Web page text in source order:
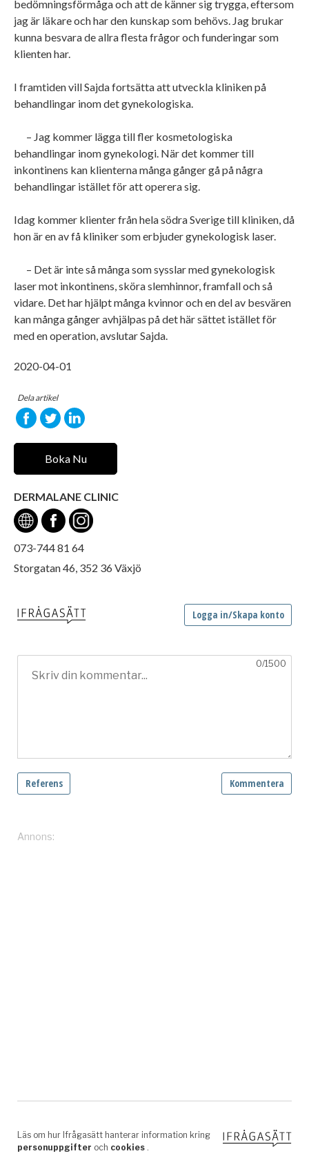
bedömningsförmåga och att de känner sig trygga, eftersom
jag är läkare och har den kunskap som behövs. Jag brukar
kunna besvara de allra flesta frågor och funderingar som
klienten har.
I framtiden vill Sajda fortsätta att utveckla kliniken på
behandlingar inom det gynekologiska.
– Jag kommer lägga till fler kosmetologiska
behandlingar inom gynekologi. När det kommer till
inkontinens kan klienterna många gånger gå på några
behandlingar istället för att operera sig.
Idag kommer klienter från hela södra Sverige till kliniken, då
hon är en av få kliniker som erbjuder gynekologisk laser.
– Det är inte så många som sysslar med gynekologisk
laser mot inkontinens, sköra slemhinnor, framfall och så
vidare. Det har hjälpt många kvinnor och en del av besvären
kan många gånger avhjälpas på det här sättet istället för
med en operation, avslutar Sajda.
2020-04-01
Dela artikel
Boka Nu
DERMALANE CLINIC
073-744 81 64
Storgatan 46, 352 36 Växjö